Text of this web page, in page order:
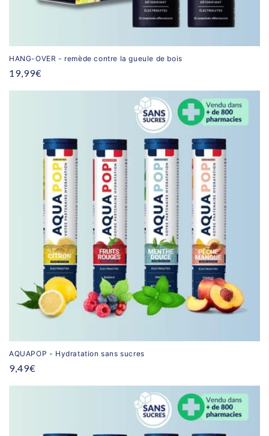
HANG-OVER - remède contre la gueule de bois
Prix
19,99€
AQUAPOP - Hydratation sans sucres
Prix
9,49€